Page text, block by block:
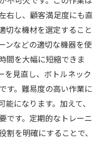
右し、顧客満足度にも直
切な機材を選定すること
ンなどの適切な機器を使
間を大幅に短縮できま
を見直し、ボトルネック
す。難易度の高い作業に
になります。加えて、
です。定期的なトレーニ
割を明確にすることで、